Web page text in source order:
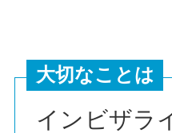
大切なことは
インビザラ